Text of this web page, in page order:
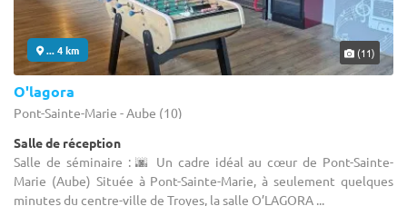
... 4 km (11)
O'lagora
Pont-Sainte-Marie - Aube (10)
Salle de réception
Salle de séminaire : 🌆 Un cadre idéal au cœur de Pont-Sainte-
Marie (Aube) Située à Pont-Sainte-Marie, à seulement quelques
minutes du centre-ville de Troyes, la salle O’LAGORA ...